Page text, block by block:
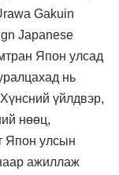
Gakuin
Japanese
Япон улсад
нь
үйлдвэр,
нөөц,
Япон улсын
ажиллаж